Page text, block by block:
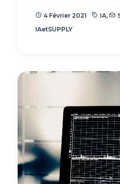
4 Février 2021 IA,
IAetSUPPLY